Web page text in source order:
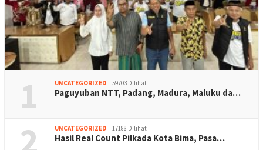
1 UNCATEGORIZED 59703 Dilihat
Paguyuban NTT, Padang, Madura, Maluku da…
2 UNCATEGORIZED 17188 Dilihat
Hasil Real Count Pilkada Kota Bima, Pasa…